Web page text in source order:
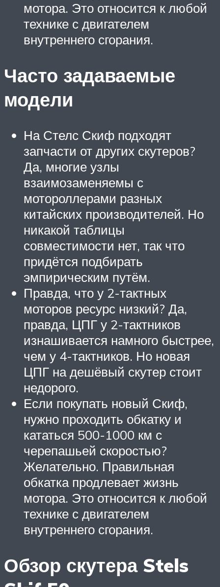
мотора. Это относится к любой
технике с двигателем
внутреннего сгорания.
Часто задаваемые
модели
На Стелс Скиф подходят
запчасти от других скутеров?
Да, многие узлы
взаимозаменяемы с
мотороллерами разных
китайских производителей. Но
никакой таблицы
совместимости нет, так что
придётся подбирать
эмпирическим путём.
Правда, что у 2-тактных
моторов ресурс низкий? Да,
правда, ЦПГ у 2-тактников
изнашивается намного быстрее,
чем у 4-тактников. Но новая
ЦПГ на дешёвый скутер стоит
недорого.
Если покупать новый Скиф,
нужно проходить обкатку и
кататься 500-1000 км с
черепашьей скоростью?
Желательно. Правильная
обкатка продлевает жизнь
мотора. Это относится к любой
технике с двигателем
внутреннего сгорания.
Обзор скутера Stels